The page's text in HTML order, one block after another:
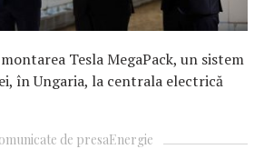
Tesla MegaPack, un sistem
în Ungaria, la centrala electrică
de presaEnergie